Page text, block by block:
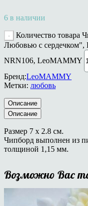
6 в наличии
Количество товара
Любовью с сердечком",
NRN106, LeoMAMMY
Бренд:LeoMAMMY
Метки: любовь
Описание
Описание
Размер 7 х 2.8 см.
Чипборд выполнен из
толщиной 1,15 мм.
Возможно Вас